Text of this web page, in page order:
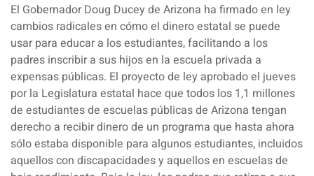
El Gobernador Doug Ducey de Arizona ha firmado en ley
cambios radicales en cómo el dinero estatal se puede
usar para educar a los estudiantes, facilitando a los
padres inscribir a sus hijos en la escuela privada a
expensas públicas. El proyecto de ley aprobado el jueves
por la Legislatura estatal hace que todos los 1,1 millones
de estudiantes de escuelas públicas de Arizona tengan
derecho a recibir dinero de un programa que hasta ahora
sólo estaba disponible para algunos estudiantes, incluidos
aquellos con discapacidades y aquellos en escuelas de